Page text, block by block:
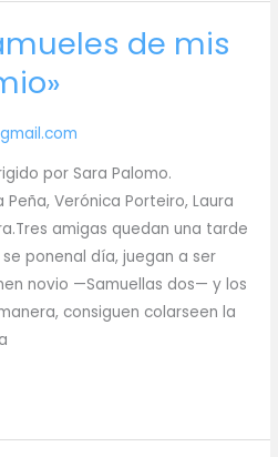
de mis
por Sara Palomo.
Verónica Porteiro, Laura
amigas quedan una tarde
ponenal día, juegan a ser
novio —Samuellas dos— y los
consiguen colarseen la